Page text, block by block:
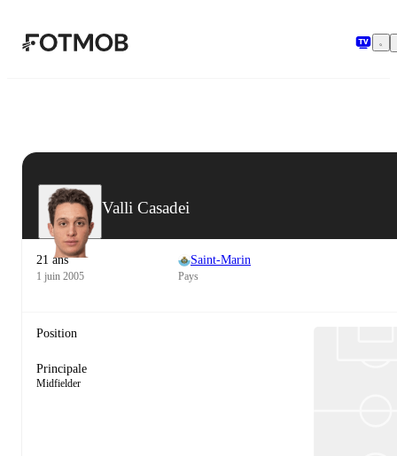
Valli Casadei
21 ans
1 juin 2005
Saint-Marin
Pays
Position
Principale
Midfielder